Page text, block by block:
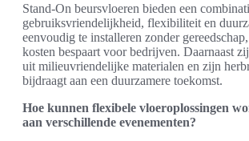
Stand-On beursvloeren bieden een
gebruiksvriendelijkheid, flexibiliteit en
eenvoudig te installeren zonder
kosten bespaart voor bedrijven. Daarnaast
uit milieuvriendelijke materialen en zijn
bijdraagt aan een duurzamere toekomst.
Hoe kunnen flexibele vloeroplossingen
aan verschillende evenementen?